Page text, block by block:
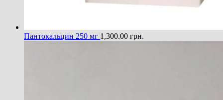
Пантокальцин 250 мг 1,300.00 грн.